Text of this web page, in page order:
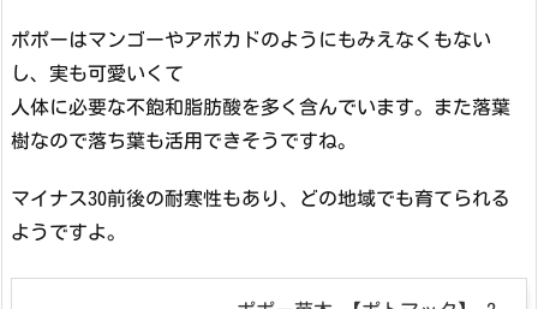
ポポーはマンゴーやアボカドのようにもみえなくもない
し、実も可愛いくて
人体に必要な不飽和脂肪酸を多く含んでいます。また落葉
樹なので落ち葉も活用できそうですね。
マイナス30前後の耐寒性もあり、どの地域でも育てられる
ようですよ。